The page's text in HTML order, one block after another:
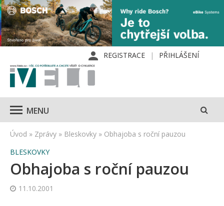
REGISTRACE PŘIHLÁŠENÍ
MENU
Úvod » Zprávy » Bleskovky » Obhajoba s roční pauzou
BLESKOVKY
Obhajoba s roční pauzou
11.10.2001